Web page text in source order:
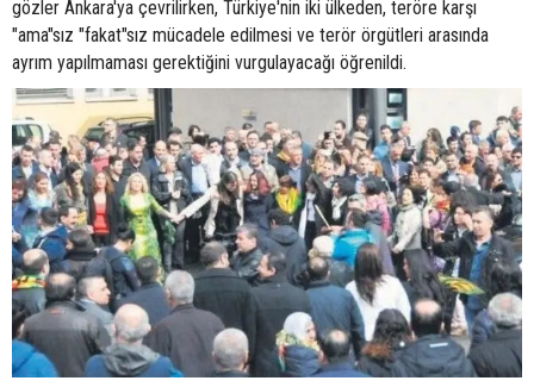
gözler Ankara'ya çevrilirken, Türkiye'nin iki ülkeden, teröre karşı
"ama"sız "fakat"sız mücadele edilmesi ve terör örgütleri arasında
ayrım yapılmaması gerektiğini vurgulayacağı öğrenildi.